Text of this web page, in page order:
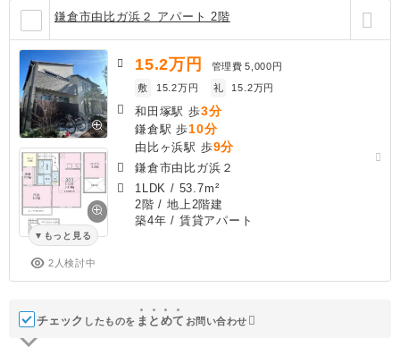
鎌倉市由比ガ浜２ アパート 2階
もっと見る
2人検討中
15.2万円 管理費 5,000円
敷
15.2万円 礼 15.2万円
和田塚駅 歩3分
鎌倉駅 歩10分
由比ヶ浜駅 歩9分
鎌倉市由比ガ浜２
1LDK / 53.7m²
2階 / 地上2階建
築4年 / 賃貸アパート
チェック したものを ま と めて お問い合わせ